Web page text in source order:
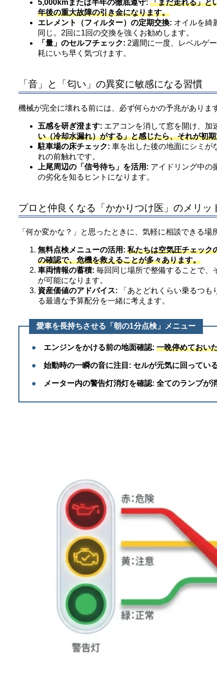
5,000kmまたは半年の徹底遵守: 「まだ走れる」と
年後の重大故障の引き金になります。
エレメント（フィルター）の定期交換: オイルを綺
同じ。2回に1回の交換を強くお勧めします。
「量」のセルフチェック: 2週間に一度、レベルゲ
耗にいち早く気づけます。
「音」と「匂い」の異変に敏感になる習慣
機械が完全に壊れる前には、必ず何らかの予兆がありま
五感を研ぎ澄ます: エアコンを消して窓を開け、加
い（冷却水漏れ）がする」と感じたら、それが初
駐車場の床チェック: 車を出した後の地面にシミが
れの前触れです。
上尾周辺の「信号待ち」を活用: アイドリング中の
の劣化を知るヒントになります。
プロと仲良くなる「かかりつけ医」のメリッ
「何か変かな？」と思ったときに、気軽に相談できる場
無料点検メニューの活用: 私たちは空気圧チェック
の確認で、危機を救えることが多々あります。
車両情報の蓄積: 毎回同じ場所で整備することで、
が可能になります。
資産価値のアドバイス: 「あとどれくらい乗るつ
る最適な予算配分を一緒に考えます。
愛車を長持ちさせる「朝の1分点検」メニュー
● エンジンをかける前の地面確認: 一晩停めておい
● 始動時の一瞬の音に注目: セルが元気に回ってい
● メーター内の警告灯消灯を確認: 全てのランプが